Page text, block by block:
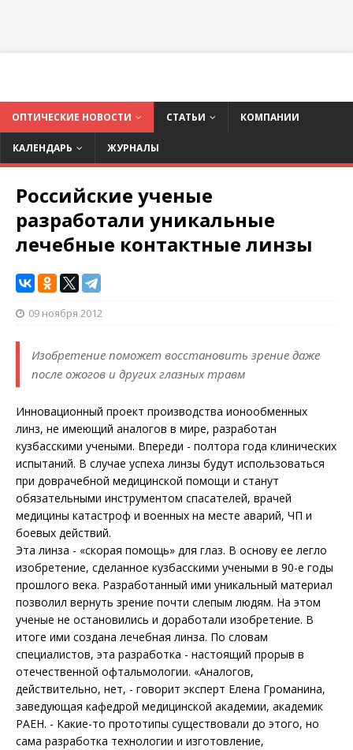
ОПТИЧЕСКИЕ НОВОСТИ СТАТЬИ КОМПАНИИ
КАЛЕНДАРЬ ЖУРНАЛЫ
Российские ученые
разработали уникальные
лечебные контактные линзы
09 ноября 2012
Изобретение поможет восстановить зрение даже
после ожогов и других глазных травм
Инновационный проект производства ионообменных
линз, не имеющий аналогов в мире, разработан
кузбасскими учеными. Впереди - полтора года клинических
испытаний. В случае успеха линзы будут использоваться
при доврачебной медицинской помощи и станут
обязательными инструментом спасателей, врачей
медицины катастроф и военных на месте аварий, ЧП и
боевых действий.
Эта линза - «скорая помощь» для глаз. В основу ее легло
изобретение, сделанное кузбасскими учеными в 90-е годы
прошлого века. Разработанный ими уникальный материал
позволил вернуть зрение почти слепым людям. На этом
ученые не остановились и доработали изобретение. В
итоге ими создана лечебная линза. По словам
специалистов, эта разработка - настоящий прорыв в
отечественной офтальмологии. «Аналогов,
действительно, нет, - говорит эксперт Елена Громанина,
заведующая кафедрой медицинской академии, академик
РАЕН. - Какие-то прототипы существовали до этого, но
сама разработка технологии и изготовление,